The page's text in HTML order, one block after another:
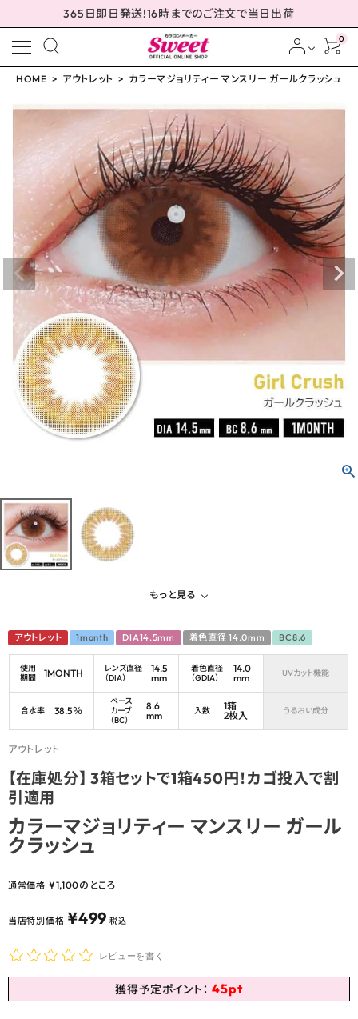
365日即日発送!16時までのご注文で当日出荷
0
meeting_room ログイン person 会員登録
配送方法について
発送について
お支払い方法について
お買い物ガイド
お問い合わせ
よくあるご質問
ブログページ
HOME アウトレット カラーマジョリティー マンスリー ガールクラッシュ
もっと見る
アウトレット 1month DIA14.5mm 着色直径 14.0mm BC8.6
使用
期間
1MONTH
レンズ直径
（DIA）
14.5
mm
着色直径
（GDIA）
14.0
mm
UVカット機能
含水率 38.5％
ベース
カーブ
（BC）
8.6
mm
入数
1箱
2枚入
うるおい成分
アウトレット
【在庫処分】 3箱セットで1箱450円！カゴ投入で割
引適用
カラーマジョリティー マンスリー ガール
クラッシュ
通常価格 ¥1,100のところ
当店特別価格 ¥499 税込
レビューを書く
獲得予定ポイント： 45pt